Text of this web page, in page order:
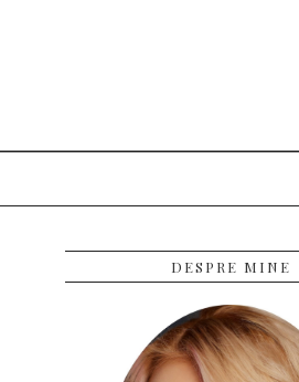
DESPRE MINE